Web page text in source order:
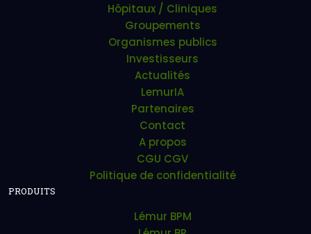
Hôpitaux / Cliniques
Groupements
Organismes publics
Investisseurs
Actualités
LemurIA
Partenaires
Contact
A propos
CGU CGV
Politique de confidentialité
PRODUITS
Lémur BPM